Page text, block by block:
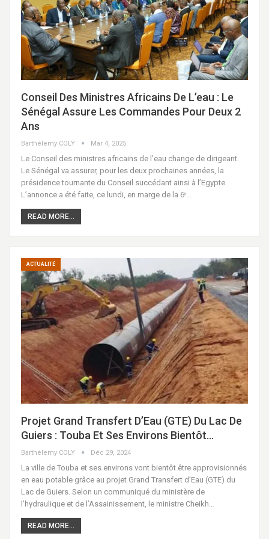
Conseil Des Ministres Africains De L’eau : Le
Sénégal Assure Les Commandes Pour Deux 2
Ans
Barthélemy COLY Mar 4, 2025
Le Conseil des ministres africains de l’eau change de dirigeant.
Le Sénégal va assurer, pour les deux prochaines années, la
présidence tournante du Conseil succédant ainsi à l’Egypte.
L’annonce a été faite, ce lundi, en marge de la 6ᵉ…
READ MORE...
ACTUALITÉ
Projet Grand Transfert D’Eau (GTE) Du Lac De
Guiers : Touba Et Ses Environs Bientôt…
Barthélemy COLY Déc 29, 2024
La ville de Touba et ses environs vont bientôt être approvisionnés
en eau potable grâce au projet Grand Transfert d’Eau (GTE) du
Lac de Guiers. Selon un communiqué du ministère de
l’hydraulique et de l’Assainissement, le ministre Cheikh…
READ MORE...